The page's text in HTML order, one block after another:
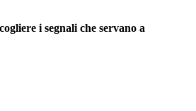
i segnali che servano a